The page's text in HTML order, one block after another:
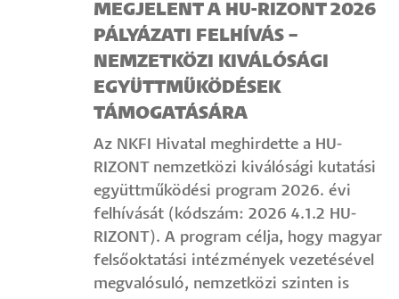
MEGJELENT A HU-RIZONT 2026
PÁLYÁZATI FELHÍVÁS –
NEMZETKÖZI KIVÁLÓSÁGI
EGYÜTTMŰKÖDÉSEK
TÁMOGATÁSÁRA
Az NKFI Hivatal meghirdette a HU-
RIZONT nemzetközi kiválósági kutatási
együttműködési program 2026. évi
felhívását (kódszám: 2026 4.1.2 HU-
RIZONT). A program célja, hogy magyar
felsőoktatási intézmények vezetésével
megvalósuló, nemzetközi szinten is